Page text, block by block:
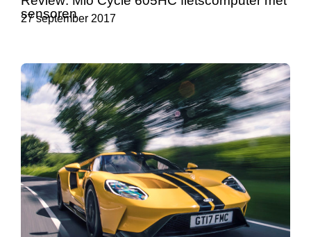
sensoren
27 september 2017